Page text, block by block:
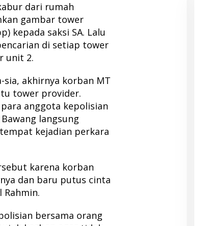
dari rumah
gambar tower
kepada saksi SA. Lalu
di setiap tower
unit 2.
akhirnya korban MT
tower provider.
anggota kepolisian
langsung
kejadian perkara
karena korban
dan baru putus cinta
Rahmin.
bersama orang